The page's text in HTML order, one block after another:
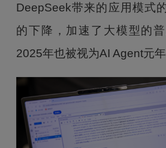
DeepSeek带来的应用模式
的下降，加速了大模型的
2025年也被视为AI Agent元年